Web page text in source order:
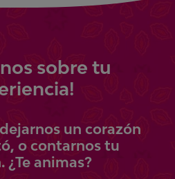
sobre tu
dejarnos un corazón
o contarnos tu
¿Te animas?